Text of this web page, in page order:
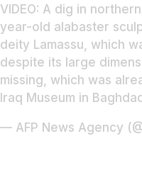
VIDEO: A dig in
year-old alabaster
deity Lamassu, which
despite its large
missing, which was
Iraq Museum in
— AFP News Agency